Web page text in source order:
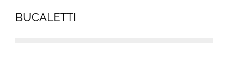
BUCALETTI